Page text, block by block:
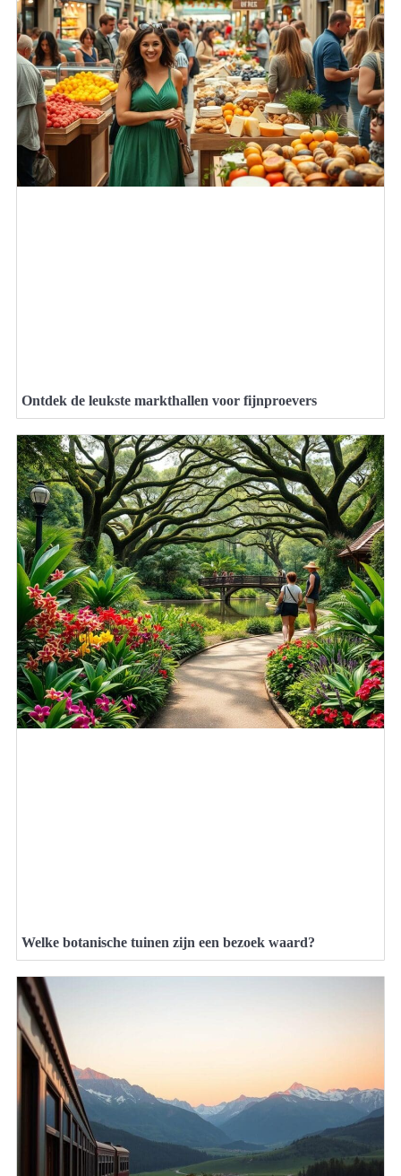
Ontdek de leukste markthallen voor fijnproevers
Welke botanische tuinen zijn een bezoek waard?